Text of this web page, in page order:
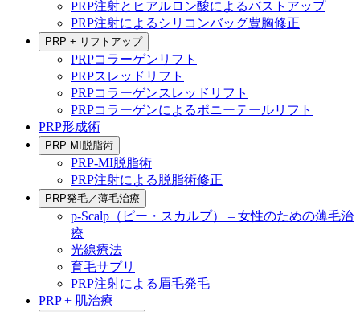
PRP注射とヒアルロン酸によるバストアップ
PRP注射によるシリコンバッグ豊胸修正
PRP + リフトアップ
PRPコラーゲンリフト
PRPスレッドリフト
PRPコラーゲンスレッドリフト
PRPコラーゲンによるポニーテールリフト
PRP形成術
PRP-MI脱脂術
PRP-MI脱脂術
PRP注射による脱脂術修正
PRP発毛／薄毛治療
p-Scalp（ピー・スカルプ） – 女性のための薄毛治
療
光線療法
育毛サプリ
PRP注射による眉毛発毛
PRP + 肌治療